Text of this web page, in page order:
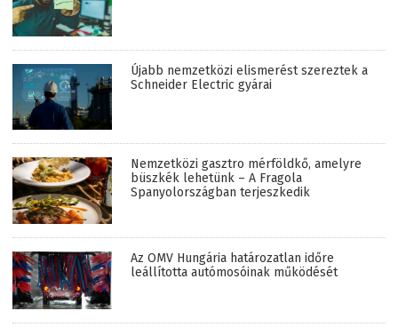
Újabb nemzetközi elismerést szereztek a
Schneider Electric gyárai
Nemzetközi gasztro mérföldkő, amelyre
büszkék lehetünk – A Fragola
Spanyolországban terjeszkedik
Az OMV Hungária határozatlan időre
leállította autómosóinak működését